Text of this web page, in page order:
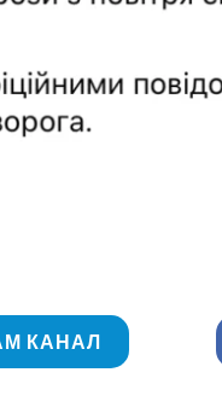
КАНАЛ